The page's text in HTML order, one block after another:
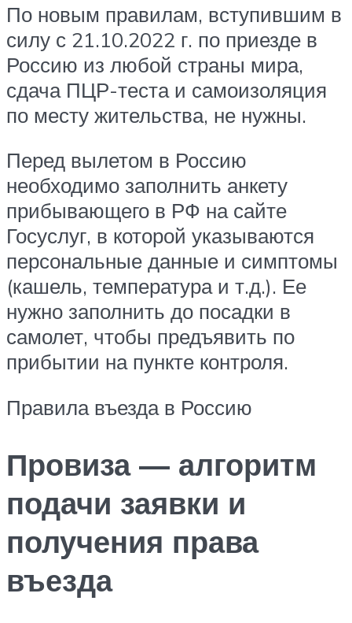
По новым правилам, вступившим в
силу с 21.10.2022 г. по приезде в
Россию из любой страны мира,
сдача ПЦР-теста и самоизоляция
по месту жительства, не нужны.
Перед вылетом в Россию
необходимо заполнить анкету
прибывающего в РФ на сайте
Госуслуг, в которой указываются
персональные данные и симптомы
(кашель, температура и т.д.). Ее
нужно заполнить до посадки в
самолет, чтобы предъявить по
прибытии на пункте контроля.
Правила въезда в Россию
Провиза — алгоритм
подачи заявки и
получения права
въезда